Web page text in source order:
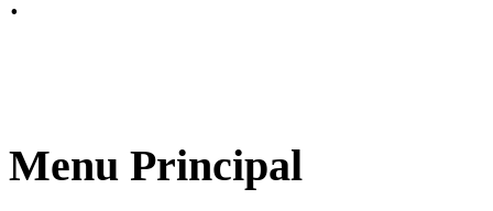
Menu Principal